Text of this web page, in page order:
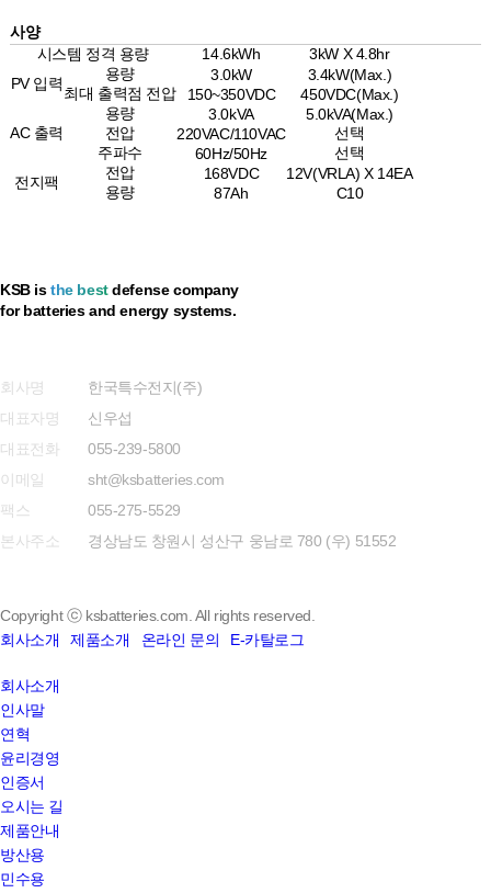
사양
시스템 정격 용량
14.6kWh
3kW X 4.8hr
PV 입력
용량 3.0kW
3.4kW(Max.)
최대 출력점 전압
150~350VDC 450VDC(Max.)
AC 출력
용량 3.0kVA
5.0kVA(Max.)
전압
220VAC/110VAC
선택
주파수
60Hz/50Hz
선택
전지팩
전압 168VDC
12V(VRLA) X 14EA
용량
87Ah C10
KSB isthe bestdefense company
for batteries and energy systems.
회사명
한국특수전지(주)
대표자명
신우섭
대표전화
055-239-5800
이메일
sht@ksbatteries.com
팩스
055-275-5529
본사주소
경상남도 창원시 성산구 웅남로 780 (우) 51552
Copyright ⓒ ksbatteries.com. All rights reserved.
회사소개
제품소개 온라인 문의 E-카탈로그
Close
Menu
회사소개
인사말
연혁
윤리경영
인증서
오시는 길
제품안내
방산용
민수용